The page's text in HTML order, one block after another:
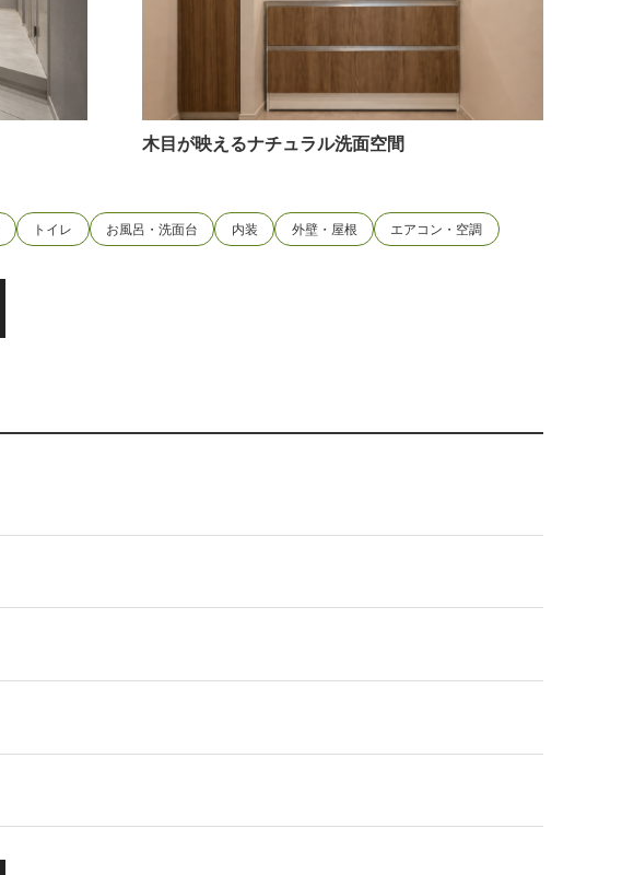
木目が映えるナチュラル洗面空間
トイレ お風呂・洗面台 内装 外壁・屋根 エアコン・空調